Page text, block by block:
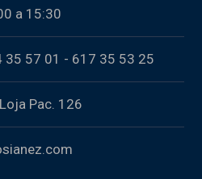
a 15:30
35 57 01 - 617 35 53 25
Pac. 126